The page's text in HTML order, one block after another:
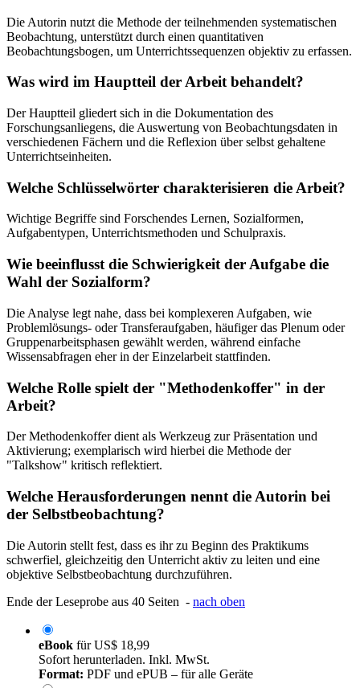
Die Autorin nutzt die Methode der teilnehmenden systematischen
Beobachtung, unterstützt durch einen quantitativen
Beobachtungsbogen, um Unterrichtssequenzen objektiv zu erfassen.
Was wird im Hauptteil der Arbeit behandelt?
Der Hauptteil gliedert sich in die Dokumentation des
Forschungsanliegens, die Auswertung von Beobachtungsdaten in
verschiedenen Fächern und die Reflexion über selbst gehaltene
Unterrichtseinheiten.
Welche Schlüsselwörter charakterisieren die Arbeit?
Wichtige Begriffe sind Forschendes Lernen, Sozialformen,
Aufgabentypen, Unterrichtsmethoden und Schulpraxis.
Wie beeinflusst die Schwierigkeit der Aufgabe die
Wahl der Sozialform?
Die Analyse legt nahe, dass bei komplexeren Aufgaben, wie
Problemlösungs- oder Transferaufgaben, häufiger das Plenum oder
Gruppenarbeitsphasen gewählt werden, während einfache
Wissensabfragen eher in der Einzelarbeit stattfinden.
Welche Rolle spielt der "Methodenkoffer" in der
Arbeit?
Der Methodenkoffer dient als Werkzeug zur Präsentation und
Aktivierung; exemplarisch wird hierbei die Methode der
"Talkshow" kritisch reflektiert.
Welche Herausforderungen nennt die Autorin bei
der Selbstbeobachtung?
Die Autorin stellt fest, dass es ihr zu Beginn des Praktikums
schwerfiel, gleichzeitig den Unterricht aktiv zu leiten und eine
objektive Selbstbeobachtung durchzuführen.
Ende der Leseprobe aus 40 Seiten - nach oben
eBook fürUS$ 18,99
Sofort herunterladen. Inkl. MwSt.
Format: PDF und ePUB – für alle Geräte